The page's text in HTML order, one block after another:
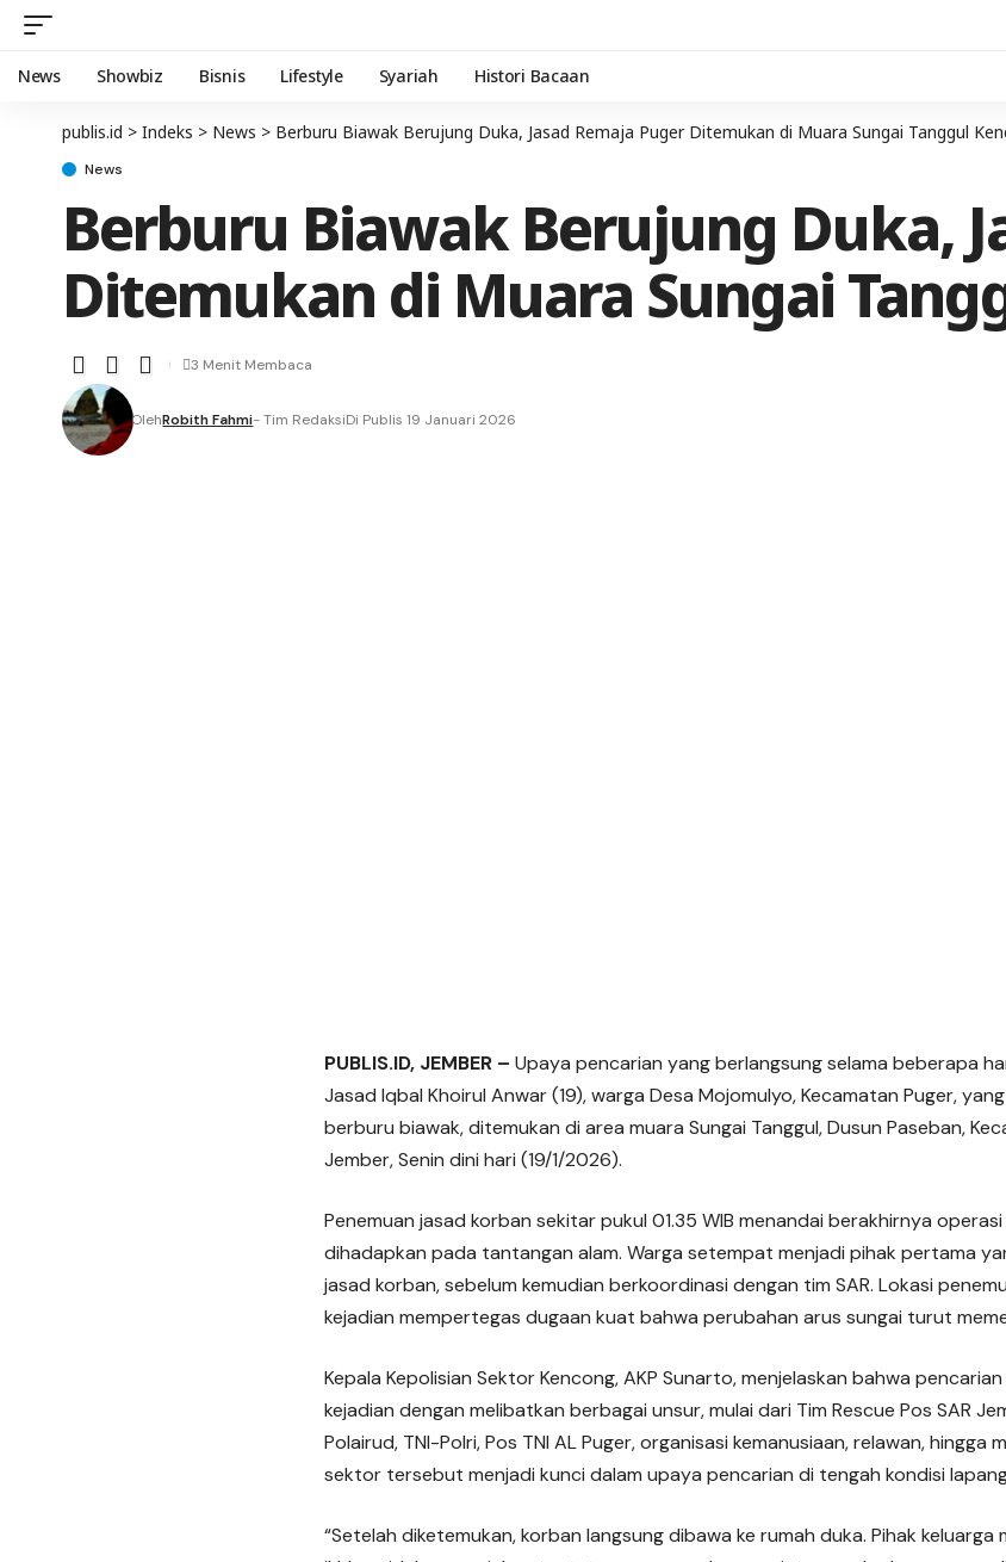
News Showbiz Bisnis Lifestyle Syariah Histori Bacaan
publis.id > Indeks > News > Berburu Biawak Berujung Duka, Jasad Remaja Puger Ditemukan di Muara Sungai Tanggul
News
Berburu Biawak Berujung Duka,
Ditemukan di Muara Sungai
OlehRobith Fahmi- Tim RedaksiDi Publis 19 Januari 2026
3 Menit Membaca
PUBLIS.ID, JEMBER – Upaya pencarian yang berlangsung selama beberapa
Jasad Iqbal Khoirul Anwar (19), warga Desa Mojomulyo, Kecamatan Puger,
berburu biawak, ditemukan di area muara Sungai Tanggul, Dusun Paseban,
Jember, Senin dini hari (19/1/2026).
Penemuan jasad korban sekitar pukul 01.35 WIB menandai berakhirnya
dihadapkan pada tantangan alam. Warga setempat menjadi pihak pertama
jasad korban, sebelum kemudian berkoordinasi dengan tim SAR. Lokasi
kejadian mempertegas dugaan kuat bahwa perubahan arus sungai turut
Kepala Kepolisian Sektor Kencong, AKP Sunarto, menjelaskan bahwa
kejadian dengan melibatkan berbagai unsur, mulai dari Tim Rescue Pos SAR
Polairud, TNI-Polri, Pos TNI AL Puger, organisasi kemanusiaan, relawan, hingga
sektor tersebut menjadi kunci dalam upaya pencarian di tengah kondisi
“Setelah diketemukan, korban langsung dibawa ke rumah duka. Pihak keluarga